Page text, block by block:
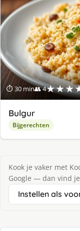
⏱ 30 min👥 4
Bulgur
Bijgerechten
Kook je vaker met
Google — dan vind
Instellen als